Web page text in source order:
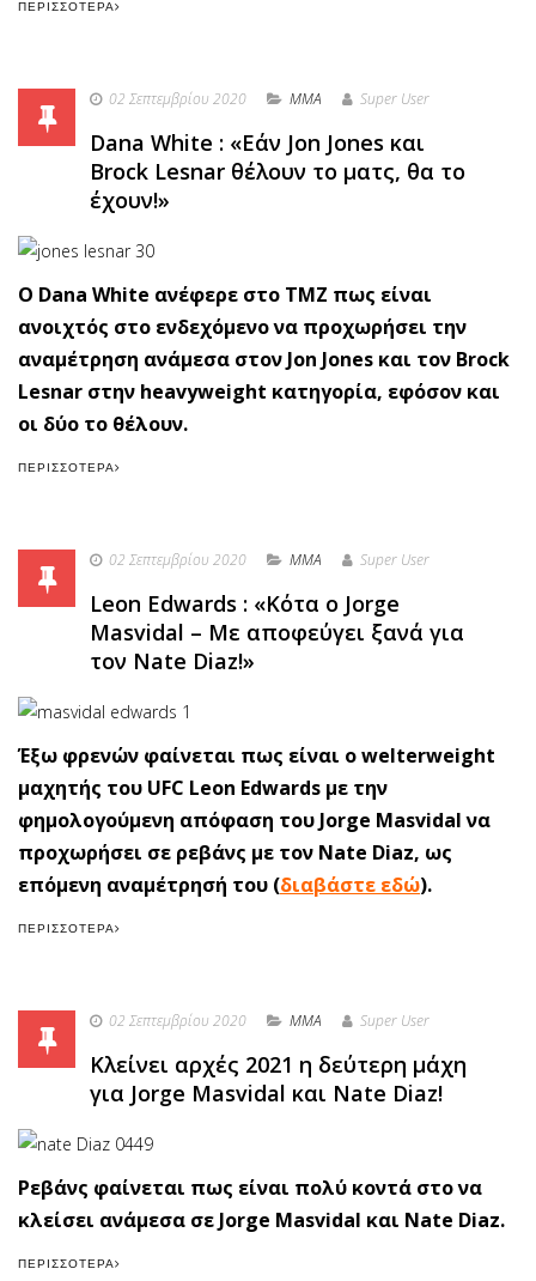
ΠΕΡΙΣΣΌΤΕΡΑ
02 Σεπτεμβρίου 2020 MMA Super User
Dana White : «Εάν Jon Jones και
Brock Lesnar θέλουν το ματς, θα το
έχουν!»
Ο Dana White ανέφερε στο TMZ πως είναι
ανοιχτός στο ενδεχόμενο να προχωρήσει την
αναμέτρηση ανάμεσα στον Jon Jones και τον Brock
Lesnar στην heavyweight κατηγορία, εφόσον και
οι δύο το θέλουν.
ΠΕΡΙΣΣΌΤΕΡΑ
02 Σεπτεμβρίου 2020 MMA Super User
Leon Edwards : «Κότα ο Jorge
Masvidal – Με αποφεύγει ξανά για
τον Nate Diaz!»
Έξω φρενών φαίνεται πως είναι ο welterweight
μαχητής του UFC Leon Edwards με την
φημολογούμενη απόφαση του Jorge Masvidal να
προχωρήσει σε ρεβάνς με τον Nate Diaz, ως
επόμενη αναμέτρησή του (διαβάστε εδώ).
ΠΕΡΙΣΣΌΤΕΡΑ
02 Σεπτεμβρίου 2020 MMA Super User
Κλείνει αρχές 2021 η δεύτερη μάχη
για Jorge Masvidal και Nate Diaz!
Ρεβάνς φαίνεται πως είναι πολύ κοντά στο να
κλείσει ανάμεσα σε Jorge Masvidal και Nate Diaz.
ΠΕΡΙΣΣΌΤΕΡΑ